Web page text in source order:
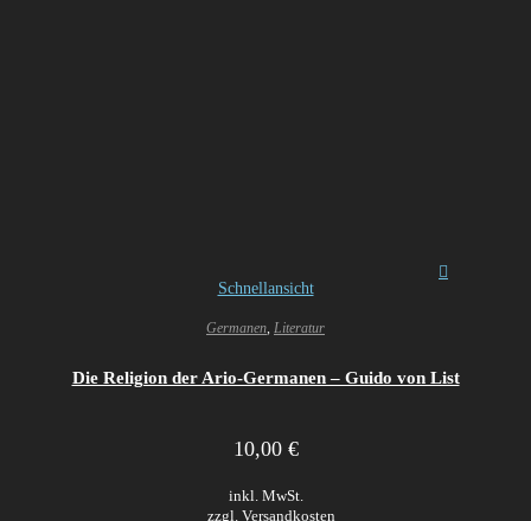
Schnellansicht
Germanen Literatur
Die Religion der Ario-Germanen – Guido von List
10,00 €
inkl. MwSt.
zzgl. Versandkosten